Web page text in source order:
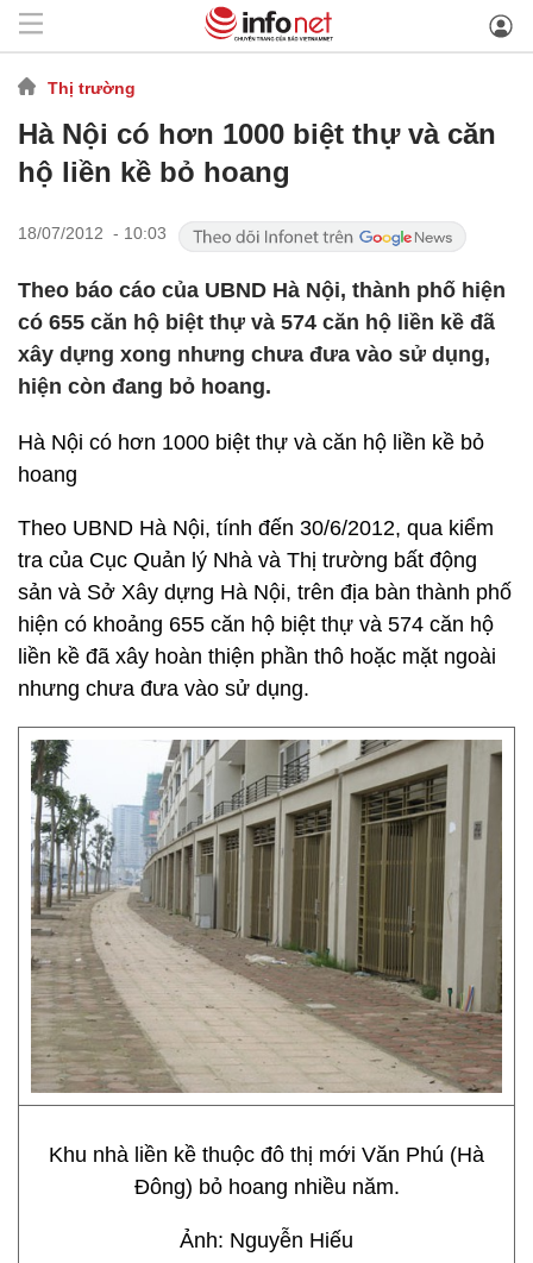
Thị trường
Hà Nội có hơn 1000 biệt thự và căn
hộ liền kề bỏ hoang
18/07/2012 - 10:03
Theo báo cáo của UBND Hà Nội, thành phố hiện
có 655 căn hộ biệt thự và 574 căn hộ liền kề đã
xây dựng xong nhưng chưa đưa vào sử dụng,
hiện còn đang bỏ hoang.
Hà Nội có hơn 1000 biệt thự và căn hộ liền kề bỏ
hoang
Theo UBND Hà Nội, tính đến 30/6/2012, qua kiểm
tra của Cục Quản lý Nhà và Thị trường bất động
sản và Sở Xây dựng Hà Nội, trên địa bàn thành phố
hiện có khoảng 655 căn hộ biệt thự và 574 căn hộ
liền kề đã xây hoàn thiện phần thô hoặc mặt ngoài
nhưng chưa đưa vào sử dụng.
Khu nhà liền kề thuộc đô thị mới Văn Phú (Hà
Đông) bỏ hoang nhiều năm.
Ảnh: Nguyễn Hiếu